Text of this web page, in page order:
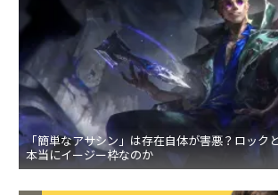
「簡単なアサシン」は存在自体が害悪？ロック
本当にイージー枠なのか